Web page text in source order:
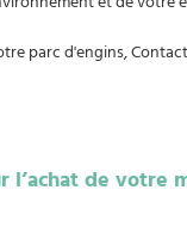
parc d'engins,
l’achat de votre